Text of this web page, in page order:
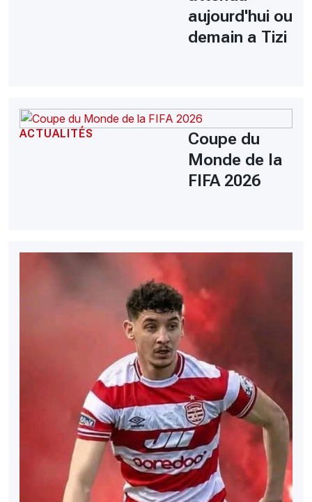
aujourd'hui ou
demain a Tizi
ACTUALITÉS
Coupe du
Monde de la
FIFA 2026